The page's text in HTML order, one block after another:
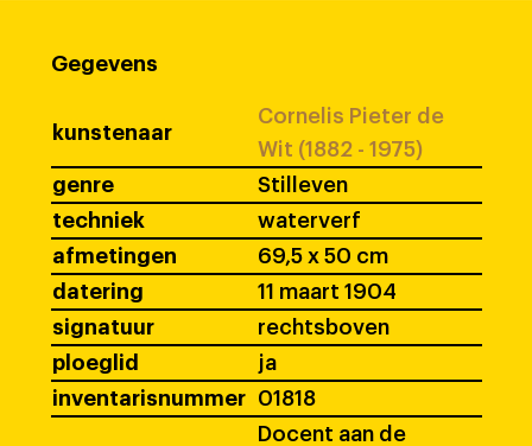
Gegevens
kunstenaar
Cornelis Pieter de
Wit (1882 - 1975)
genre
Stilleven
techniek
waterverf
afmetingen
69,5 x 50 cm
datering
11 maart 1904
signatuur
rechtsboven
ploeglid
ja
inventarisnummer
01818
Docent aan de